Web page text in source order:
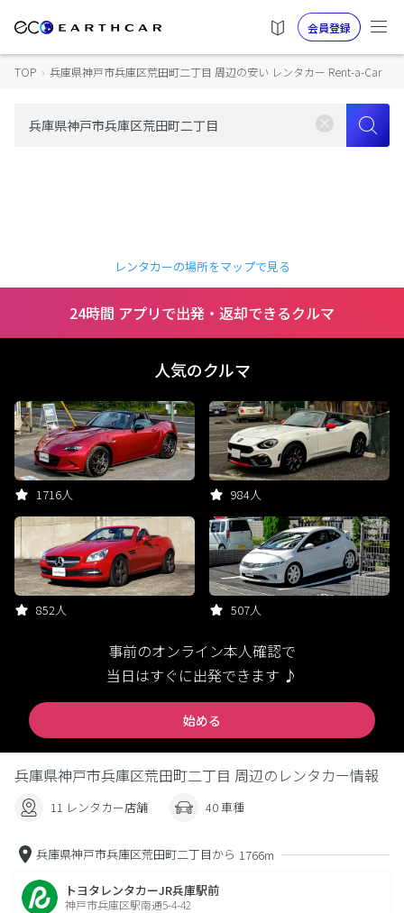
会員登録
TOP › 兵庫県神戸市兵庫区荒田町二丁目 周辺の安い レンタカー Rent-a-Car
レンタカーの場所をマップで見る
24時間 アプリで出発・返却できるクルマ
人気のクルマ
1716人 984人
852人 507人
事前のオンライン本人確認で
当日はすぐに出発できます ♪
始める
兵庫県神戸市兵庫区荒田町二丁目 周辺のレンタカー情報
11 レンタカー店舗 40 車種
兵庫県神戸市兵庫区荒田町二丁目から 1766m
トヨタレンタカーJR兵庫駅前
神戸市兵庫区駅南通5-4-42